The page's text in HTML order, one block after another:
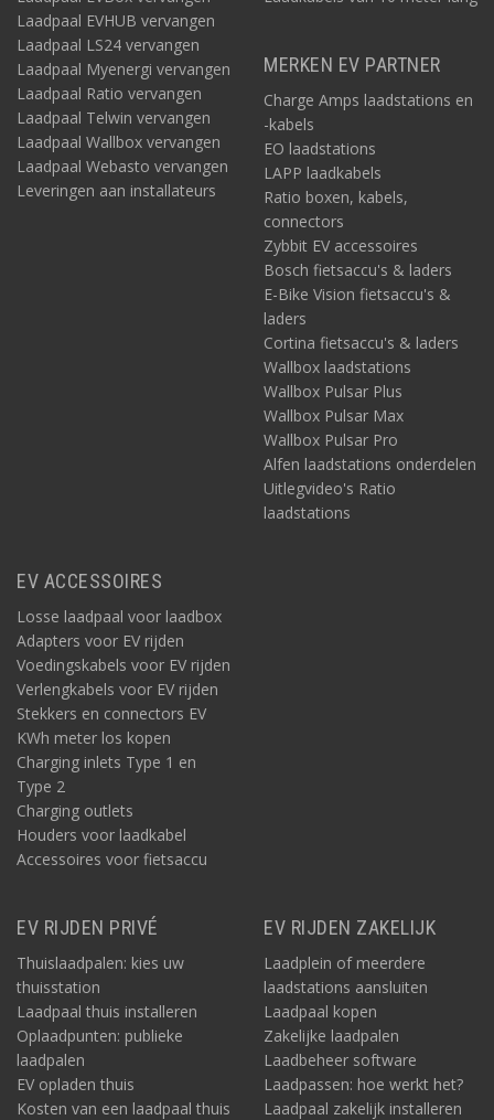
Laadpaal EVHUB vervangen
Laadpaal LS24 vervangen
Laadpaal Myenergi vervangen
Laadpaal Ratio vervangen
Laadpaal Telwin vervangen
Laadpaal Wallbox vervangen
Laadpaal Webasto vervangen
Leveringen aan installateurs
MERKEN EV PARTNER
Charge Amps laadstations en
-kabels
EO laadstations
LAPP laadkabels
Ratio boxen, kabels,
connectors
Zybbit EV accessoires
Bosch fietsaccu's & laders
E-Bike Vision fietsaccu's &
laders
Cortina fietsaccu's & laders
Wallbox laadstations
Wallbox Pulsar Plus
Wallbox Pulsar Max
Wallbox Pulsar Pro
Alfen laadstations onderdelen
Uitlegvideo's Ratio
laadstations
EV ACCESSOIRES
Losse laadpaal voor laadbox
Adapters voor EV rijden
Voedingskabels voor EV rijden
Verlengkabels voor EV rijden
Stekkers en connectors EV
KWh meter los kopen
Charging inlets Type 1 en
Type 2
Charging outlets
Houders voor laadkabel
Accessoires voor fietsaccu
EV RIJDEN PRIVÉ
Thuislaadpalen: kies uw
thuisstation
Laadpaal thuis installeren
Oplaadpunten: publieke
laadpalen
EV opladen thuis
Kosten van een laadpaal thuis
EV RIJDEN ZAKELIJK
Laadplein of meerdere
laadstations aansluiten
Laadpaal kopen
Zakelijke laadpalen
Laadbeheer software
Laadpassen: hoe werkt het?
Laadpaal zakelijk installeren